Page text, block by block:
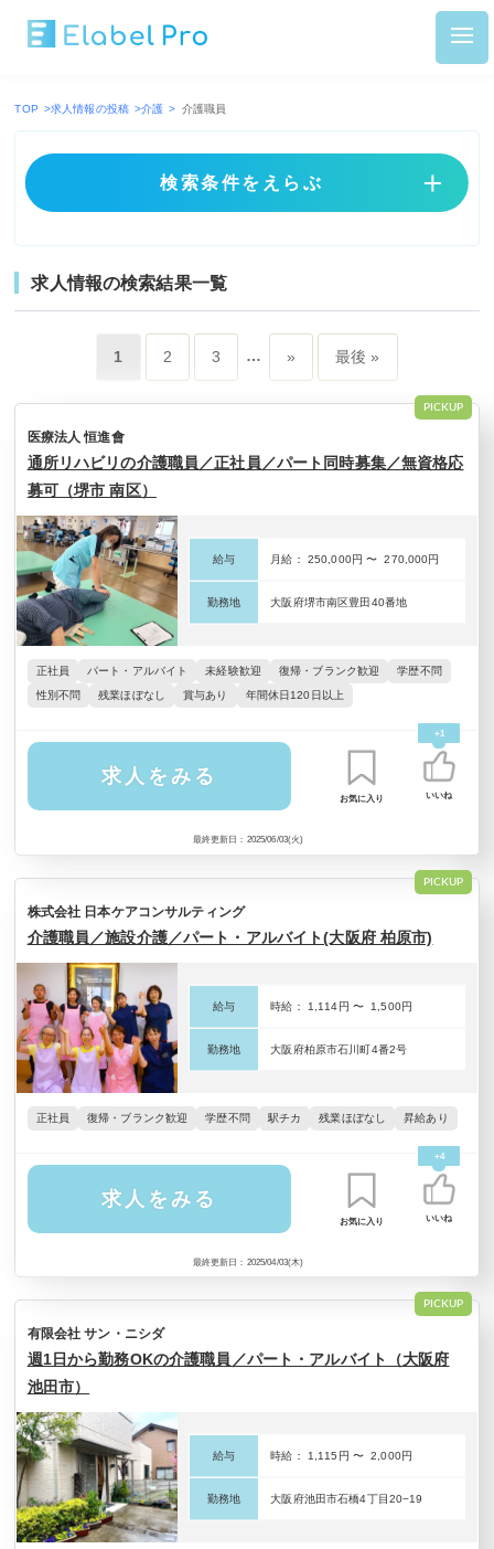
TOP >求人情報の投稿 >介護 > 介護職員
求人情報の検索結果一覧
1 2 3 … » 最後 »
医療法人 恒進會
PICKUP
通所リハビリの介護職員／正社員／パート同時募集／無資格応
募可（堺市 南区）
正社員 パート・アルバイト 未経験歓迎 復帰・ブランク歓迎
学歴不問
性別不問
残業ほぼなし 賞与あり 年間休日120日以上
給与 月給： 250,000円 〜 270,000円
勤務地 大阪府堺市南区豊田40番地
最終更新日：2025/06/03(火)
求人をみる
お気に入り
+1
いいね
株式会社 日本ケアコンサルティング
PICKUP
介護職員／施設介護／パート・アルバイト(大阪府 柏原市)
正社員 復帰・ブランク歓迎 学歴不問 駅チカ 残業ほぼなし 昇給あり
給与 時給： 1,114円 〜 1,500円
勤務地 大阪府柏原市石川町4番2号
最終更新日：2025/04/03(木)
求人をみる
お気に入り
+4
いいね
有限会社 サン・ニシダ
PICKUP
週1日から勤務OKの介護職員／パート・アルバイト（大阪府
池田市）
給与 時給： 1,115円 〜 2,000円
勤務地 大阪府池田市石橋4丁目20−19
検索条件をえらぶ